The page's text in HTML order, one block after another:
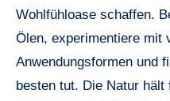
Wohlfühloase schaffen.
Ölen, experimentiere mit
Anwendungsformen und
besten tut. Die Natur